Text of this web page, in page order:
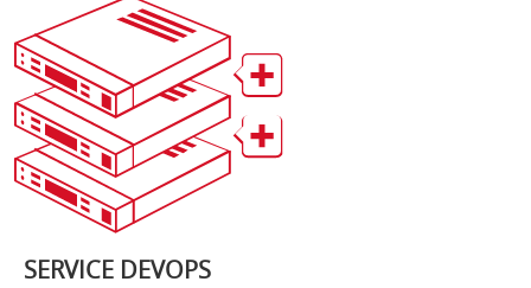
SERVICE DEVOPS